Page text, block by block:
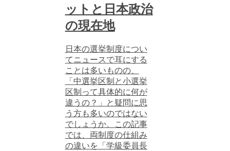
ットと日本政治
の現在地
日本の選挙制度につい
てニュースで耳にする
ことは多いものの、
「中選挙区制と小選挙
区制って具体的に何が
違うの？」と疑問に思
う方も多いのではない
でしょうか。この記事
では、両制度の仕組み
の違いを「学級委員長